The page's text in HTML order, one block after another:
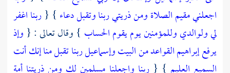
اجعلني مقيم الصلاة ومن ذريتي ربنا وتقبل دعاء } {ربنا اغفر
لي ولوالدي وللمؤمنين يوم يقوم الحساب } وقال تعالى : { وإذ
يرفع إبراهيم القواعد من البيت وإسماعيل ربنا تقبل منا إنك أنت